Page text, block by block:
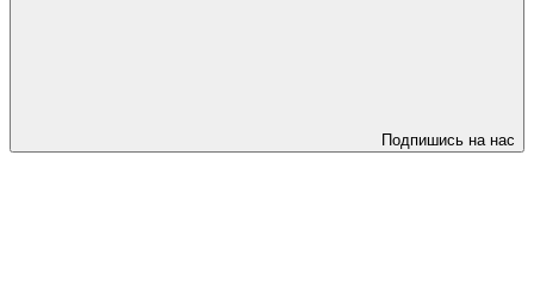
Подпишись на нас